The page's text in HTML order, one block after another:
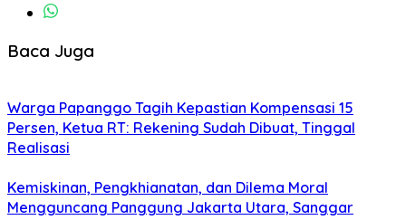
Baca Juga
Warga Papanggo Tagih Kepastian Kompensasi 15
Persen, Ketua RT: Rekening Sudah Dibuat, Tinggal
Realisasi
Kemiskinan, Pengkhianatan, dan Dilema Moral
Mengguncang Panggung Jakarta Utara, Sanggar